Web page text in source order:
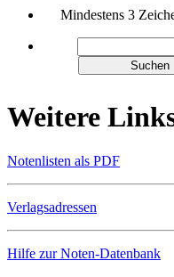
Mindestens 3
Weitere
Notenlisten als PDF
Verlagsadressen
Hilfe zur Noten-Datenbank